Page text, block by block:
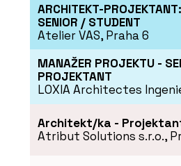
SLUŽBY
Veřejné stavby -
ARCHITEKT-
SENIOR / STUDENT
Atelier VAS, Praha 6
MANAŽER PROJEKTU -
PROJEKTANT
LOXIA Architectes
Architekt/ka -
Atribut Solutions s.r.o.,